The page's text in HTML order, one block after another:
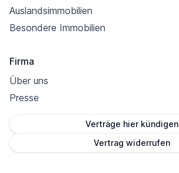
Auslandsimmobilien
Besondere Immobilien
Firma
Über uns
Presse
Verträge hier kündigen
Vertrag widerrufen